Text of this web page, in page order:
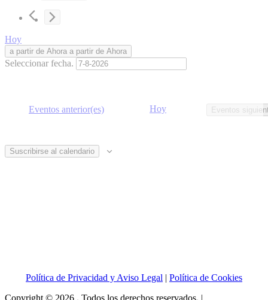
Hoy
a partir de Ahora a partir de Ahora
Seleccionar fecha.
Eventos anterior(es) Hoy Eventos
Suscribirse al calendario
Política de Privacidad y Aviso Legal | Política de Cookies
Copyright © 2026 . Todos los derechos reservados. |